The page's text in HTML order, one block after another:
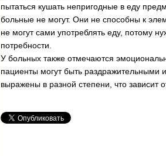
пытаться кушать непригодные в еду
больные не могут. Они не способны к
не могут сами употреблять еду, потому
потребности.
У больных также отмечаются
пациенты могут быть
выражены в разной степени, что зависит